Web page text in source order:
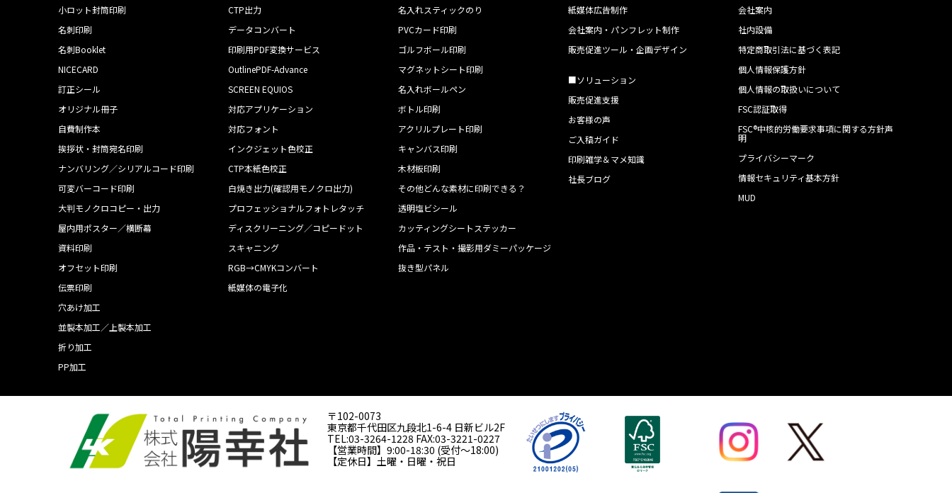
小ロット封筒印刷
名刺印刷
名刺Booklet
NICECARD
訂正シール
オリジナル冊子
自費制作本
挨拶状・封筒宛名印刷
ナンバリング／シリアルコード印刷
可変バーコード印刷
大判モノクロコピー・出力
屋内用ポスター／横断幕
資料印刷
オフセット印刷
伝票印刷
穴あけ加工
並製本加工／上製本加工
折り加工
PP加工
CTP出力
データコンバート
印刷用PDF変換サービス
OutlinePDF-Advance
SCREEN EQUIOS
対応アプリケーション
対応フォント
インクジェット色校正
CTP本紙色校正
白焼き出力(確認用モノクロ出力)
プロフェッショナルフォトレタッチ
ディスクリーニング／コピードット
スキャニング
RGB→CMYKコンバート
紙媒体の電子化
名入れスティックのり
PVCカード印刷
ゴルフボール印刷
マグネットシート印刷
名入れボールペン
ボトル印刷
アクリルプレート印刷
キャンバス印刷
木材板印刷
その他どんな素材に印刷できる？
透明塩ビシール
カッティングシートステッカー
作品・テスト・撮影用ダミーパッケージ
抜き型パネル
紙媒体広告制作
会社案内・パンフレット制作
販売促進ツール・企画デザイン
■ソリューション
販売促進支援
お客様の声
ご入稿ガイド
印刷雑学＆マメ知識
社長ブログ
会社案内
社内設備
特定商取引法に基づく表記
個人情報保護方針
個人情報の取扱いについて
FSC認証取得
FSC®中核的労働要求事項に関する方針声
明
プライバシーマーク
情報セキュリティ基本方針
MUD
〒102-0073
東京都千代田区九段北1-6-4 日新ビル2F
TEL:03-3264-1228 FAX:03-3221-0227
【営業時間】9:00-18:30 (受付〜18:00)
【定休日】土曜・日曜・祝日